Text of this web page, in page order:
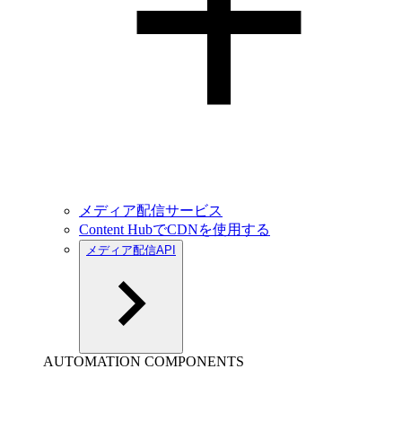
メディア配信サービス
Content HubでCDNを使用する
メディア配信API
AUTOMATION COMPONENTS